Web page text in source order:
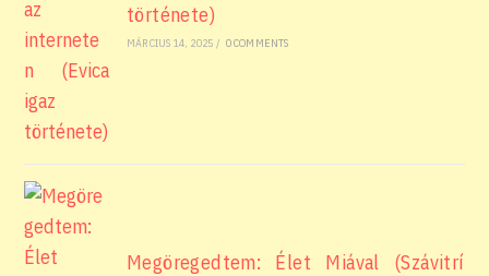
története)
MÁRCIUS 14, 2025 / 0 COMMENTS
Megöregedtem: Élet Miával (Szávitrí